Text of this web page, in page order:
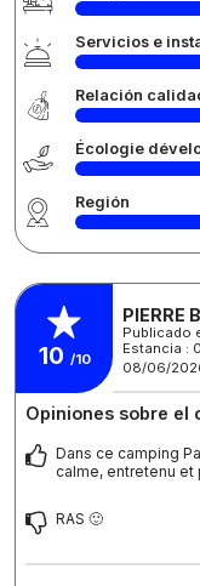
Servicios e
Relación
Écologie
Región
10 /10
PIERRE
Publicado
Estancia :
08/06/
Opiniones sobre el
Dans ce camping
calme, entretenu et
RAS 🙂